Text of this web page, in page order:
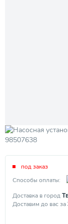
под заказ
Способы оплаты:
Доставка в город
Доставим до вас за